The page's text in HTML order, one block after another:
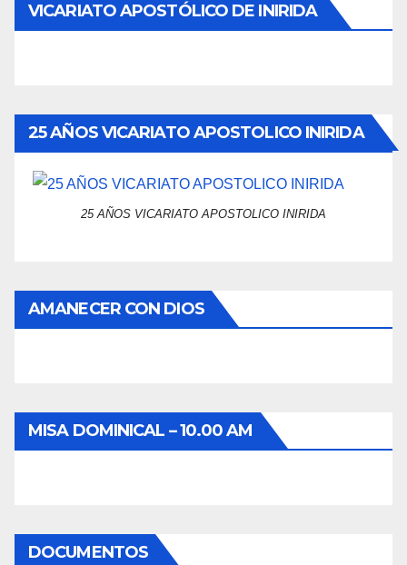
VICARIATO APOSTÓLICO DE INIRIDA
25 AÑOS VICARIATO APOSTOLICO INIRIDA
25 AÑOS VICARIATO APOSTOLICO INIRIDA
AMANECER CON DIOS
MISA DOMINICAL – 10.00 AM
DOCUMENTOS